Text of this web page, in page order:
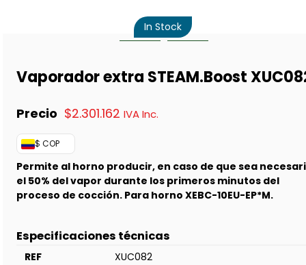
Vaporador extra STEAM.Boost
$2.301.162 IVA Inc.
$ COP
Permite al horno producir, en caso de que sea
el 50% del vapor durante los primeros minutos del
proceso de cocción. Para horno XEBC-10EU-EP*M.
In Stock
Especificaciones técnicas
REF XUC082